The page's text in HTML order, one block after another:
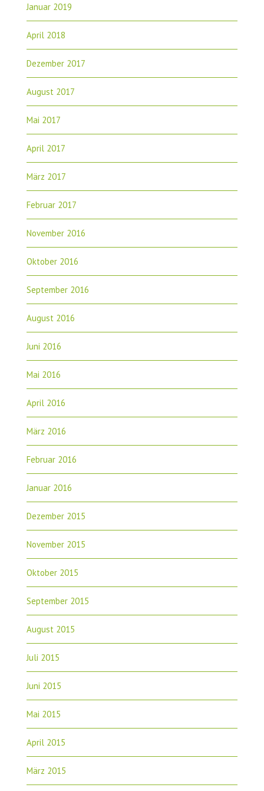
Januar 2019
April 2018
Dezember 2017
August 2017
Mai 2017
April 2017
März 2017
Februar 2017
November 2016
Oktober 2016
September 2016
August 2016
Juni 2016
Mai 2016
April 2016
März 2016
Februar 2016
Januar 2016
Dezember 2015
November 2015
Oktober 2015
September 2015
August 2015
Juli 2015
Juni 2015
Mai 2015
April 2015
März 2015